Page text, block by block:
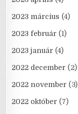
2023 március (4)
2023 február (1)
2023 január (4)
2022 december (2)
2022 november (3)
2022 október (7)